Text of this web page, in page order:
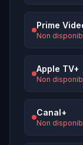
Prime
Non
Apple TV+
Non
Canal+
Non